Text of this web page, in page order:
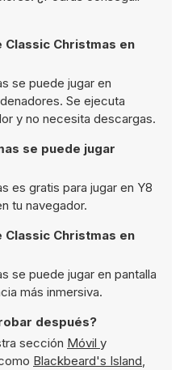
Christmas en
se puede jugar en
Se ejecuta
y no necesita descargas.
se puede jugar
es gratis para jugar en Y8
tu navegador.
Christmas en
se puede jugar en pantalla
más inmersiva.
después?
sección Móvil y
Blackbeard's Island,